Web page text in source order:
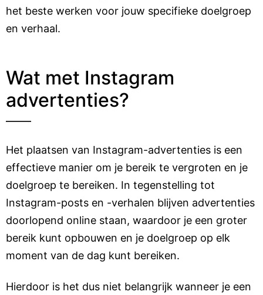
het beste werken voor jouw specifieke doelgroep
en verhaal.
Wat met Instagram
advertenties?
Het plaatsen van Instagram-advertenties is een
effectieve manier om je bereik te vergroten en je
doelgroep te bereiken. In tegenstelling tot
Instagram-posts en -verhalen blijven advertenties
doorlopend online staan, waardoor je een groter
bereik kunt opbouwen en je doelgroep op elk
moment van de dag kunt bereiken.
Hierdoor is het dus niet belangrijk wanneer je een